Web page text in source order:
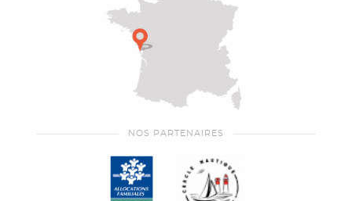
NOS PARTENAIRES